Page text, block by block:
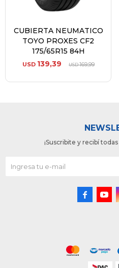
CUBIERTA NEUMATICO
TOYO PROXES CF2
175/65R15 84H
USD 139,39 USD169,99
¡Suscribite y recibí
 